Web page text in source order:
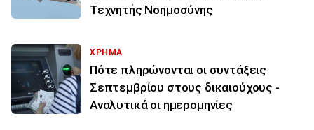
Τεχνητής Νοημοσύνης
ΧΡΗΜΑ
Πότε πληρώνονται οι συντάξεις
Σεπτεμβρίου στους δικαιούχους -
Αναλυτικά οι ημερομηνίες